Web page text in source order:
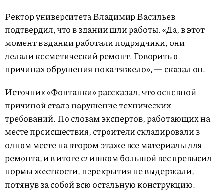
Ректор университета Владимир Васильев
подтвердил, что в здании шли работы. «Да, в этот
момент в здании работали подрядчики, они
делали косметический ремонт. Говорить о
причинах обрушения пока тяжело», —сказалон.
Источник «Фонтанки»рассказал, что основной
причиной стало нарушение технических
требований. По словам экспертов, работающих на
месте происшествия, строители складировали в
одном месте на втором этаже все материалы для
ремонта, и в итоге слишком большой вес превысил
нормы жесткости, перекрытия не выдержали,
потянув за собой всю остальную конструкцию.